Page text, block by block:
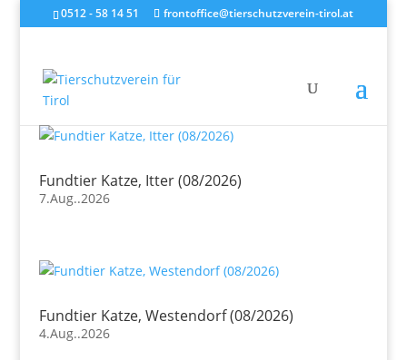
0512 - 58 14 51 frontoffice@tierschutzverein-tirol.at
Fundtier Katze, Itter (08/2026)
7.Aug..2026
Fundtier Katze, Westendorf (08/2026)
4.Aug..2026